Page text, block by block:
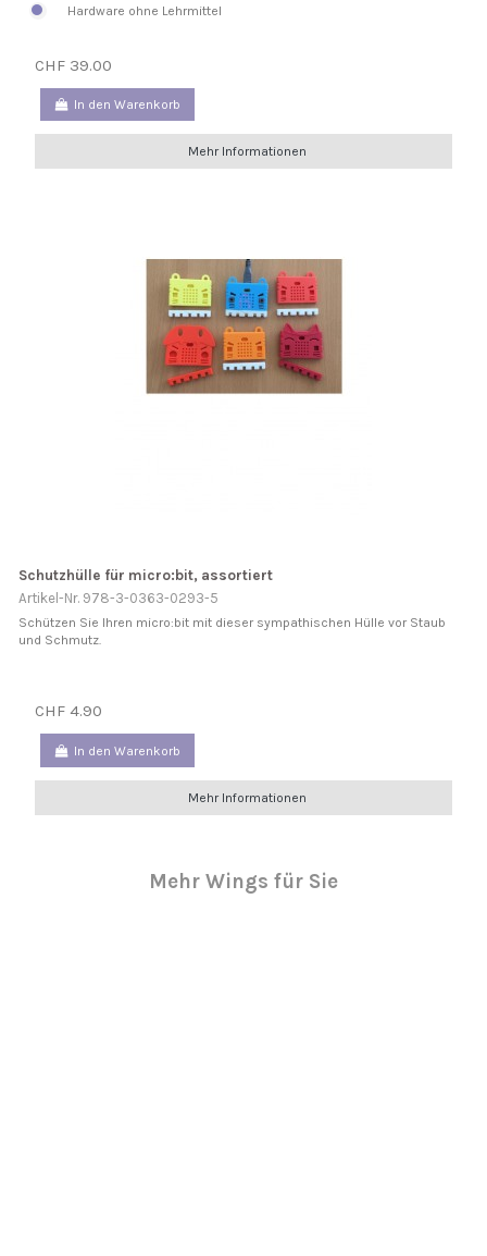
Hardware ohne Lehrmittel
CHF 39.00
In den Warenkorb
Mehr Informationen
Schutzhülle für micro:bit, assortiert
Artikel-Nr. 978-3-0363-0293-5
Schützen Sie Ihren micro:bit mit dieser sympathischen Hülle vor Staub
und Schmutz.
CHF 4.90
In den Warenkorb
Mehr Informationen
Mehr Wings für Sie